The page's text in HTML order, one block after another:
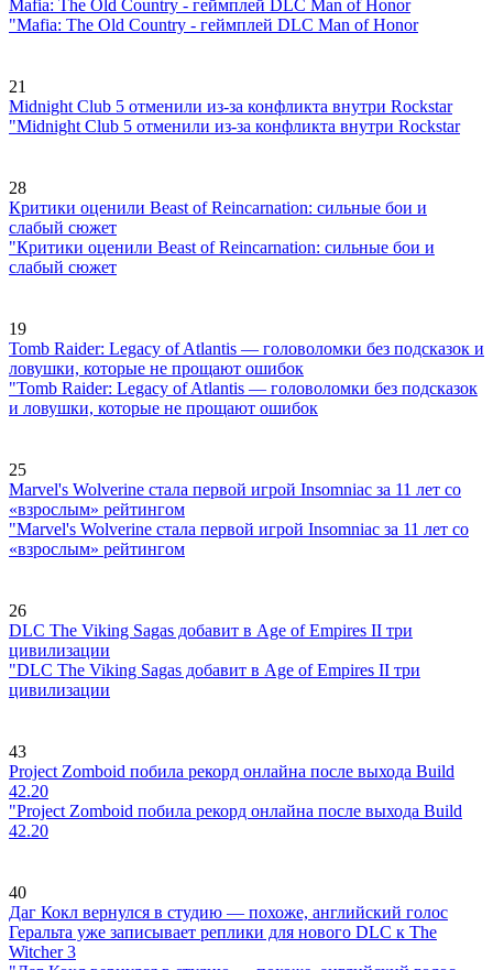
Mafia: The Old Country - геймплей DLC Man of Honor
"Mafia: The Old Country - геймплей DLC Man of Honor
21
Midnight Club 5 отменили из-за конфликта внутри Rockstar
"Midnight Club 5 отменили из-за конфликта внутри Rockstar
28
Критики оценили Beast of Reincarnation: сильные бои и
слабый сюжет
"Критики оценили Beast of Reincarnation: сильные бои и
слабый сюжет
19
Tomb Raider: Legacy of Atlantis — головоломки без подсказок и
ловушки, которые не прощают ошибок
"Tomb Raider: Legacy of Atlantis — головоломки без подсказок
и ловушки, которые не прощают ошибок
25
Marvel's Wolverine стала первой игрой Insomniac за 11 лет со
«взрослым» рейтингом
"Marvel's Wolverine стала первой игрой Insomniac за 11 лет со
«взрослым» рейтингом
26
DLC The Viking Sagas добавит в Age of Empires II три
цивилизации
"DLC The Viking Sagas добавит в Age of Empires II три
цивилизации
43
Project Zomboid побила рекорд онлайна после выхода Build
42.20
"Project Zomboid побила рекорд онлайна после выхода Build
42.20
40
Даг Кокл вернулся в студию — похоже, английский голос
Геральта уже записывает реплики для нового DLC к The
Witcher 3